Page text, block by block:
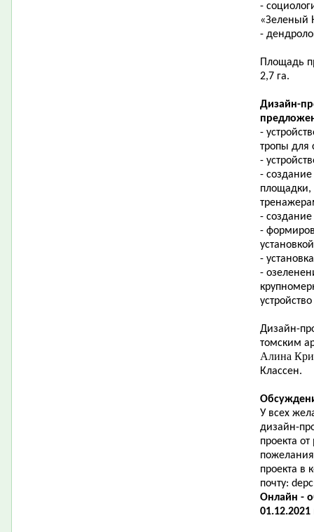
-
«Зеленый
-
Площадь
2,7 га.
Дизайн-
-
тропы для
-
-
площадки,
-
-
-
-
Дизайн-
томским
Алина
Классен.
У всех
дизайн-
проекта
проекта в
почту:
Онлайн -
01.12.2021